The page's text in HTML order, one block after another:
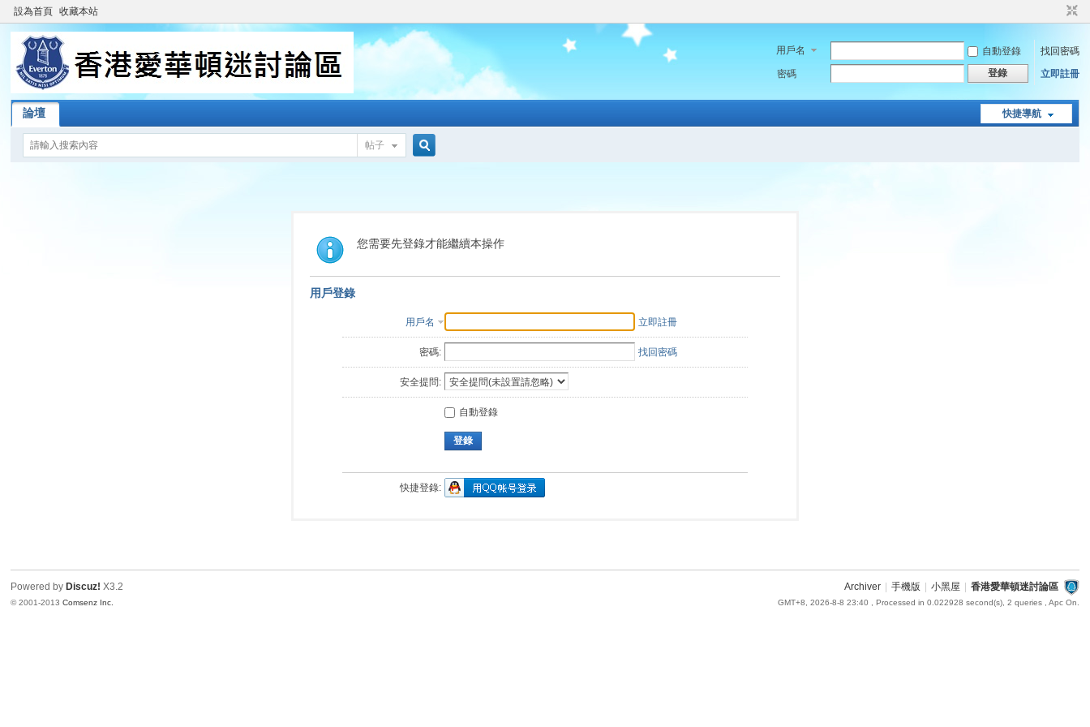
設為首頁 收藏本站
用戶名 自動登錄
找回密碼
密碼
登錄 立即註冊
快捷導航
論壇
帖子
索
您需要先登錄才能繼續本操作
用戶登錄
用戶名 立即註冊
密碼: 找回密碼
安全提問:
自動登錄
登錄
快捷登錄:
Archiver 手機版 小黑屋 香港愛華頓迷討論區
GMT+8, 2026-8-8 23:40 , Processed in 0.022928 second(s), 2 queries , Apc On.
Powered by Discuz! X3.2
© 2001-2013Comsenz Inc.